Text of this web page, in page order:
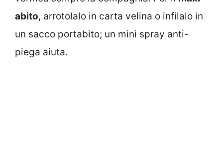
abito, arrotolalo in carta velina o infilalo in
un sacco portabito; un mini spray anti-
piega aiuta.